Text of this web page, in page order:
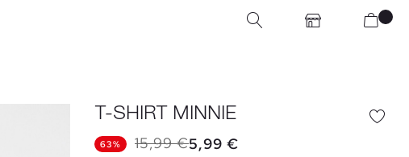
T-SHIRT MINNIE
63% 15,99 €5,99 €